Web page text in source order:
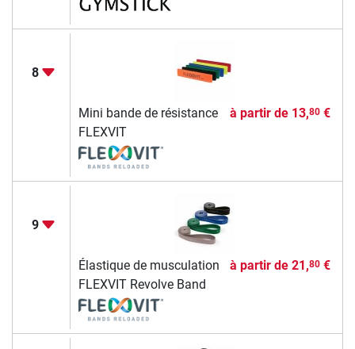
8
Mini bande de résistance
FLEXVIT
à partir de 13,80€
9
Élastique de musculation
FLEXVIT Revolve Band
à partir de 21,80€